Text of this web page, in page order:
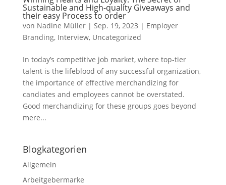
Sustainable and High-quality Giveaways and
their easy Process to order
von Nadine Müller| Sep. 19, 2023 | Employer
Branding, Interview, Uncategorized
In today’s competitive job market, where top-tier
talent is the lifeblood of any successful organization,
the importance of effective merchandizing for
candiates and employees cannot be overstated.
Good merchandizing for these groups goes beyond
mere...
Blogkategorien
Allgemein
Arbeitgebermarke